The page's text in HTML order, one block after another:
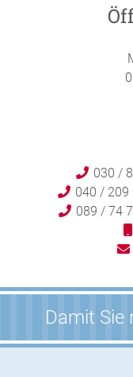
030 /
040 / 209
089 / 74
Damit Sie